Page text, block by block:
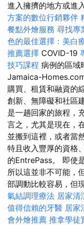
進入擁擠的地方或進
方案的數位行銷夥伴
餐點外燴服務 尋找專
色的最佳選擇：美白
推薦選擇 COVID-19
技巧課程 病例的區域
Jamaica-
購買、租賃和融資的
創新、無障礙和社區
是一趟回家的旅程，
言之，尤其是現在，
並搬到這裡，或者當
特且收入豐厚的資格
的EntrePass。 即使
所以這並非不可能，
部調動比較容易，但
氣結調理療法 居家清
值得信賴的牙醫 居家
會外燴推薦 推拿學徒